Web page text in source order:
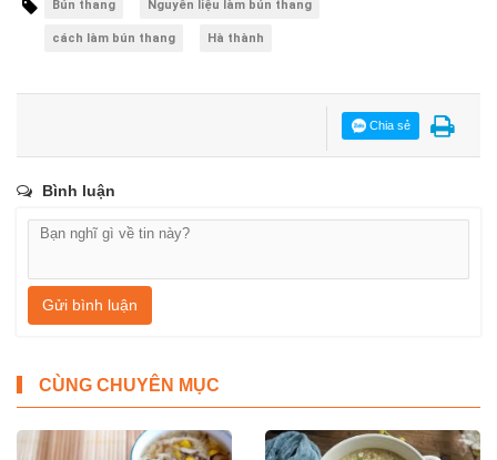
Bún thang Nguyên liệu làm bún thang
cách làm bún thang Hà thành
Chia sẻ
Bình luận
Gửi bình luận
CÙNG CHUYÊN MỤC